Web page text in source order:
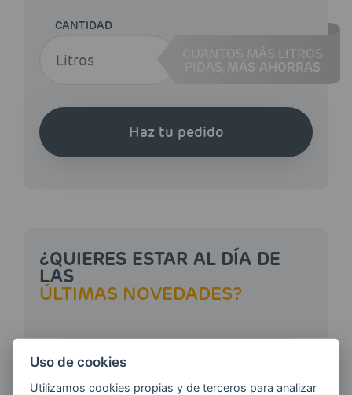
CANTIDAD
CUANTOS MÁS LITROS
MÁS AHORRAS
Haz tu pedido
¿QUIERES ESTAR AL DÍA DE
LAS
ÚLTIMAS NOVEDADES?
Uso de cookies
Utilizamos cookies propias y de terceros para analizar